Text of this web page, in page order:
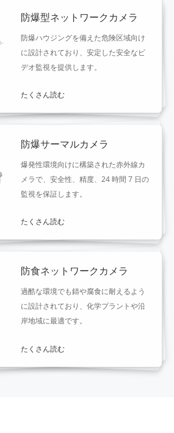
防爆型ネットワークカメラ
防爆ハウジングを備えた危険区域向け
に設計されており、安定した安全なビ
デオ監視を提供します。
たくさん読む
防爆サーマルカメラ
爆発性環境向けに構築された赤外線カ
メラで、安全性、精度、24 時間 7 日の
監視を保証します。
たくさん読む
防食ネットワークカメラ
過酷な環境でも錆や腐食に耐えるよう
に設計されており、化学プラントや沿
岸地域に最適です。
たくさん読む